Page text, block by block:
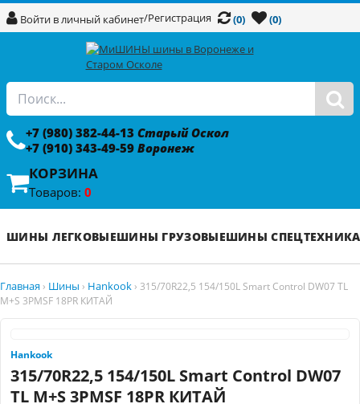
Войти в личный кабинет/Регистрация (0) (0)
+7 (980) 382-44-13 Старый Оскол
+7 (910) 343-49-59 Воронеж
КОРЗИНА
Товаров: 0
ШИНЫ ЛЕГКОВЫЕШИНЫ ГРУЗОВЫЕШИНЫ СПЕЦТЕХНИКА
Главная › Шины › Hankook › 315/70R22,5 154/150L Smart Control DW07 TL
M+S 3PMSF 18PR КИТАЙ
Hankook
315/70R22,5 154/150L Smart Control DW07
TL M+S 3PMSF 18PR КИТАЙ